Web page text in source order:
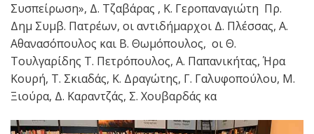
Συσπείρωση», Δ. Τζαβάρας , Κ. Γεροπαναγιώτη Πρ.
Δημ Συμβ. Πατρέων, οι αντιδήμαρχοι Δ. Πλέσσας, Α.
Αθανασόπουλος και Β. Θωμόπουλος, οι Θ.
Τουλγαρίδης Τ. Πετρόπουλος, Α. Παπανικήτας, Ήρα
Κουρή, Τ. Σκιαδάς, Κ. Δραγώτης, Γ. Γαλυφοπούλου, Μ.
Ξιούρα, Δ. Καραντζάς, Σ. Χουβαρδάς κα